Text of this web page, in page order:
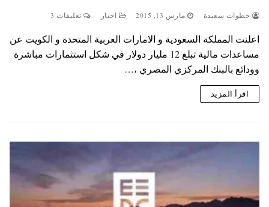
خطوات سعيدة مارس 13, 2015 اخبار تعليقات 3
اعلنت المملكة السعودية و الامارات العربية المتحدة و الكويت عن
مساعدات مالية تبلغ 12 مليار دولار في شكل استثمارات مباشرة
وودائع بالبنك المركزي المصري ،…
اقرأ المزيد